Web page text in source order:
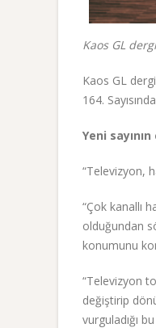
Kaos GL
Kaos GL
164.
Yeni
“Televizyon,
“Çok kanallı
olduğundan
konumunu
“Televizyon
değiştirip
vurguladığı